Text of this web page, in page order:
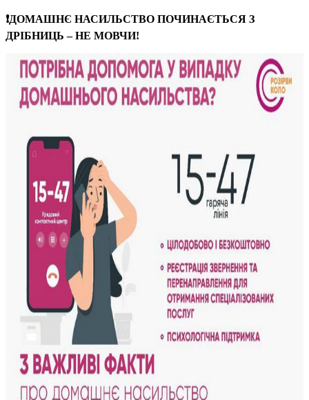
❗️ДОМАШНЄ НАСИЛЬСТВО ПОЧИНАЄТЬСЯ З
ДРІБНИЦЬ – НЕ МОВЧИ!